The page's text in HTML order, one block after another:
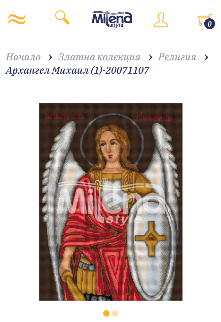
0
Начало Златна колекция
Религия
Архангел Михаил (1)-20071107